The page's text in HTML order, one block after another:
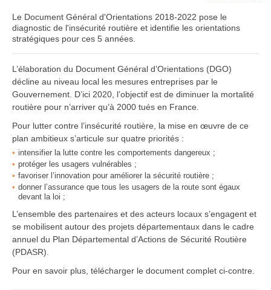
Le Document Général d'Orientations 2018-2022 pose le
diagnostic de l'insécurité routière et identifie les orientations
stratégiques pour ces 5 années.
L’élaboration du Document Général d’Orientations (DGO)
décline au niveau local les mesures entreprises par le
Gouvernement. D’ici 2020, l’objectif est de diminuer la mortalité
routière pour n’arriver qu’à 2000 tués en France.
Pour lutter contre l’insécurité routière, la mise en œuvre de ce
plan ambitieux s’articule sur quatre priorités :
intensifier la lutte contre les comportements dangereux ;
protéger les usagers vulnérables ;
favoriser l’innovation pour améliorer la sécurité routière ;
donner l’assurance que tous les usagers de la route sont égaux
devant la loi ;
L’ensemble des partenaires et des acteurs locaux s’engagent et
se mobilisent autour des projets départementaux dans le cadre
annuel du Plan Départemental d’Actions de Sécurité Routière
(PDASR).
Pour en savoir plus, télécharger le document complet ci-contre.